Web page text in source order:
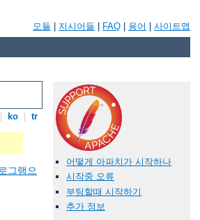
모듈 지시어들 FAQ 용어 사이트맵
ko tr
그램으
어떻게 아파치가 시작하나
시작중 오류
부팅할때 시작하기
추가 정보